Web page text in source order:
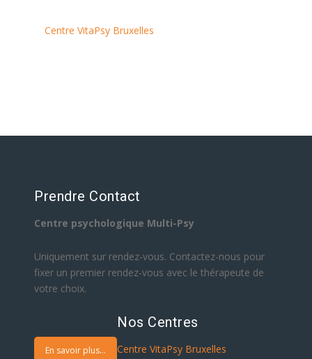
Centre VitaPsy Bruxelles
Prendre Contact
Centre psychologique Multi-Psy
Uniquement sur rendez-vous. Contactez-nous pour
fixer un premier rendez-vous avec le thérapeute de
votre choix.
En savoir plus...
Nos Centres
Centre VitaPsy Bruxelles